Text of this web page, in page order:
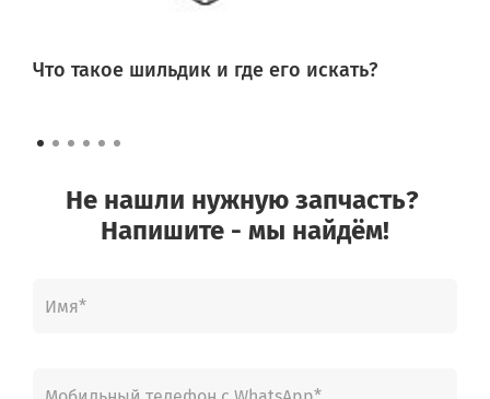
Что такое шильдик и где его искать?
Не нашли нужную запчасть?
Напишите - мы найдём!